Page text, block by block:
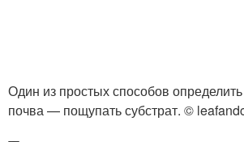
Один из простых способов
почва — пощупать субстрат. ©